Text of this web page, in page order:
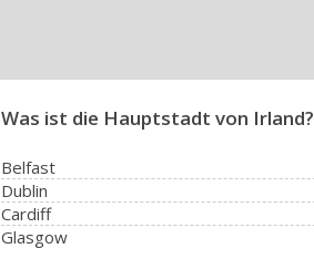
Was ist die Hauptstadt von Irland?
Belfast
Dublin
Cardiff
Glasgow